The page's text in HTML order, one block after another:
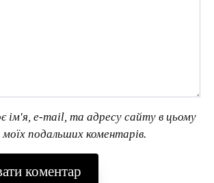
ім'я, e-mail, та адресу сайту в цьому
моїх подальших коментарів.